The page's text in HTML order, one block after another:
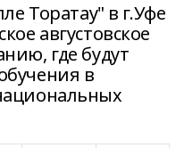
Торатау" в г.Уфе
августовское
где будут
в